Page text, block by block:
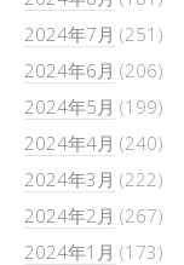
2024年7月 (251)
2024年6月 (206)
2024年5月 (199)
2024年4月 (240)
2024年3月 (222)
2024年2月 (267)
2024年1月 (173)